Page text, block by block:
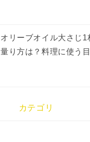
オリーブオイル大さじ1
量り方は？料理に使う
カテゴリ